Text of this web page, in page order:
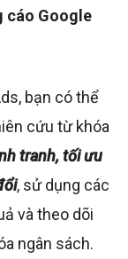
cáo Google
bạn có thể
cứu từ khóa
tranh, tối ưu
, sử dụng các
và theo dõi
ngân sách.